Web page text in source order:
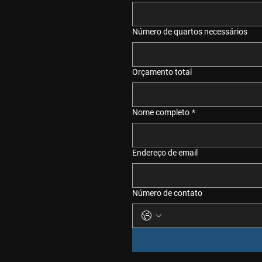
Número de quartos necessários
Orçamento total
Nome completo *
Endereço de email
Número de contato